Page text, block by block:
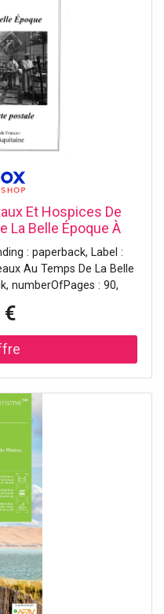
un côté plus large pour
plus grandes.
Et Hospices De
La Belle Époque À
Postale
: paperback, Label :
Au Temps De La Belle
numberOfPages : 90,
: 2905212209
€